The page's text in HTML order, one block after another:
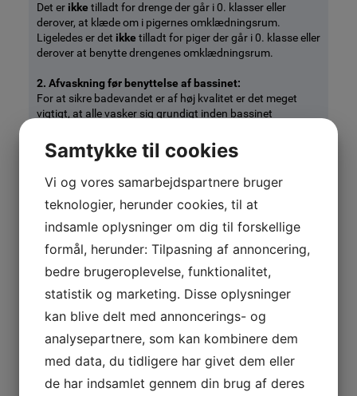
Det er ikke tilladt for drenge der går i 0. klasser eller
derover, at klæde om i pigernes omklædningsrum.
Ligeledes er det ikke tilladt for piger der går i 0. klasse eller
derover at benytte drengenes omklædningsrum.
2. Afvaskning før benyttelse af bassinet:
For at sikre badevandet er af høj kvalitet er det meget
vigtigt, at alle vasker sig grundigt inden bassinet
markede områder på tegningen i omklædningsrummet og
herunder:
Afvaskning skal foregå uden badetøj og badetøjet skal
hænges på de dertilhørende knage. Badetøjet må ikke
ligge på gulvet i baderummet.
Efter toiletbesøg skal afvaskning foretages på ny.
Samtykke til cookies
Vi og vores samarbejdspartnere bruger
teknologier, herunder cookies, til at
indsamle oplysninger om dig til forskellige
formål, herunder: Tilpasning af annoncering,
bedre brugeroplevelse, funktionalitet,
statistik og marketing. Disse oplysninger
kan blive delt med annoncerings- og
analysepartnere, som kan kombinere dem
med data, du tidligere har givet dem eller
de har indsamlet gennem din brug af deres